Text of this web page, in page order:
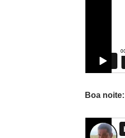
Boa noite: